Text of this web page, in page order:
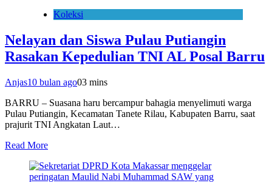
Koleksi
Nelayan dan Siswa Pulau Putiangin
Rasakan Kepedulian TNI AL Posal Barru
Anjas10 bulan ago03 mins
BARRU – Suasana haru bercampur bahagia menyelimuti warga
Pulau Putiangin, Kecamatan Tanete Rilau, Kabupaten Barru, saat
prajurit TNI Angkatan Laut…
Read More